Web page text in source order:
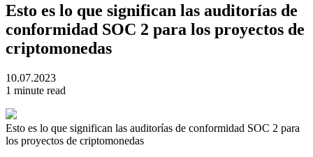
Esto es lo que significan las auditorías de
conformidad SOC 2 para los proyectos de
criptomonedas
10.07.2023
1 minute read
Esto es lo que significan las auditorías de conformidad SOC 2 para
los proyectos de criptomonedas